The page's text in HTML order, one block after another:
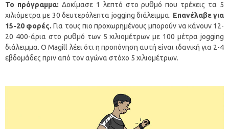
To πρόγραμμα: Δοκίμασε 1 λεπτό στο ρυθμό που τρέχεις τα 5
χιλιόμετρα με 30 δευτερόλεπτα jogging διάλειμμα. Επανέλαβε για
15-20 φορές. Για τους πιο προχωρημένους μπορούν να κάνουν 12-
20 400-άρια στο ρυθμό των 5 χιλιομέτρων με 100 μέτρα jogging
διάλειμμα. Ο Magill λέει ότι η προπόνηση αυτή είναι ιδανική για 2-4
εβδομάδες πριν από τον αγώνα στόχο 5 χιλιομέτρων.